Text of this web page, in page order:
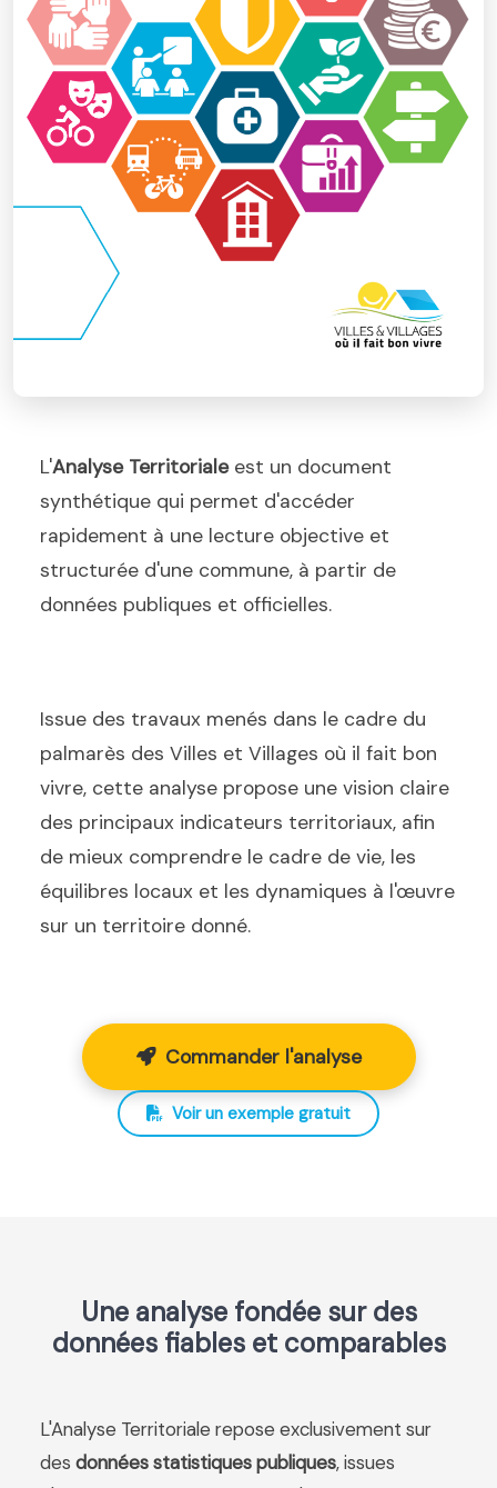
L'Analyse Territorialeest un document
synthétique qui permet d'accéder
rapidement à une lecture objective et
structurée d'une commune, à partir de
données publiques et officielles.
Issue des travaux menés dans le cadre du
palmarès des Villes et Villages où il fait bon
vivre, cette analyse propose une vision claire
des principaux indicateurs territoriaux, afin
de mieux comprendre le cadre de vie, les
équilibres locaux et les dynamiques à l'œuvre
sur un territoire donné.
Commander l'analyse
Voir un exemple gratuit
Une analyse fondée sur des
données fiables et comparables
L'Analyse Territoriale repose exclusivement sur
des données statistiques publiques, issues